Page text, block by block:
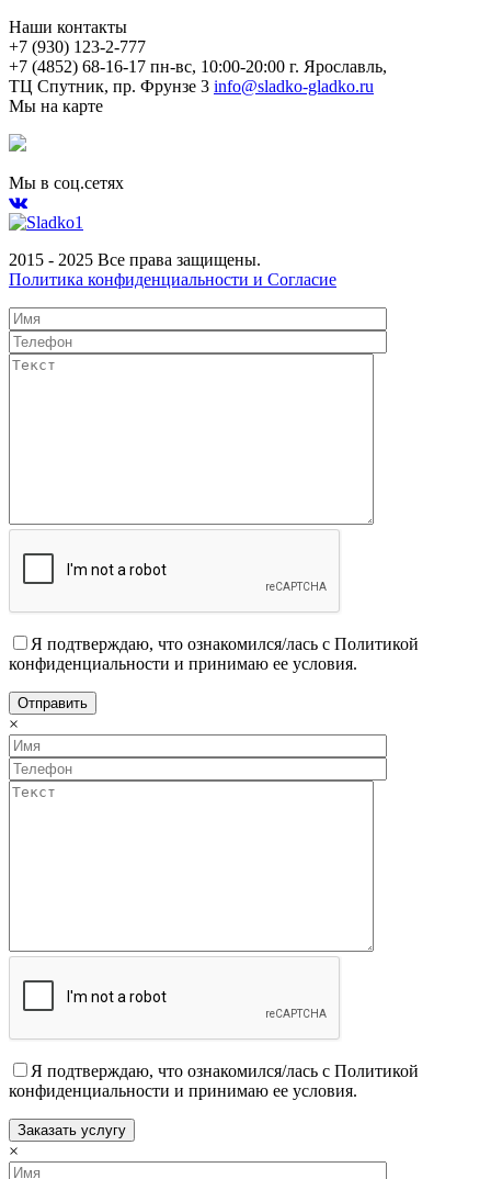
Наши контакты
+7 (930) 123-2-777
+7 (4852) 68-16-17 пн-вс, 10:00-20:00 г. Ярославль,
ТЦ Спутник, пр. Фрунзе 3 info@sladko-gladko.ru
Мы на карте
Мы в соц.сетях
2015 - 2025 Все права защищены.
Политика конфиденциальности и Согласие
Я подтверждаю, что ознакомился/лась с Политикой
конфиденциальности и принимаю ее условия.
×
Я подтверждаю, что ознакомился/лась с Политикой
конфиденциальности и принимаю ее условия.
×